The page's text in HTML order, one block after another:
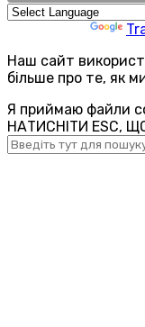
Наш сайт
більше про те, як
Я приймаю файли
НАТИСНІТИ ESC,